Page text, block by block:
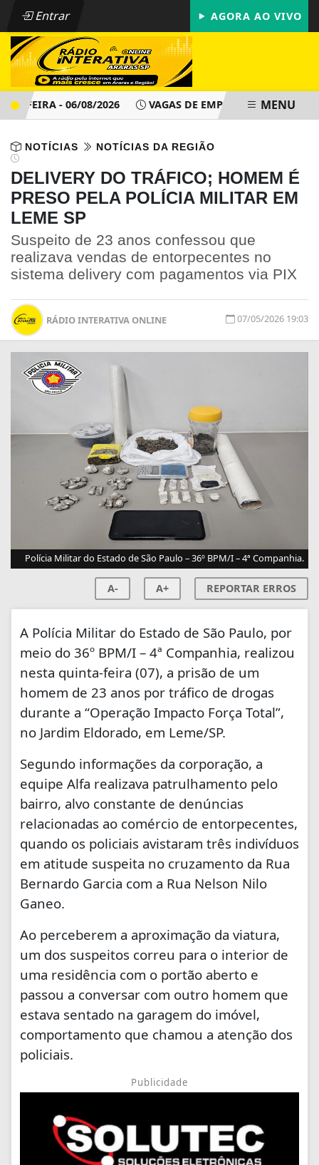
Entrar AGORA AO VIVO
FEIRA - 06/08/2026 VAGAS DE EMPREGO - PAT ARARAS
MENU
NOTÍCIAS NOTÍCIAS DA REGIÃO
DELIVERY DO TRÁFICO; HOMEM É
PRESO PELA POLÍCIA MILITAR EM
LEME SP
Suspeito de 23 anos confessou que
realizava vendas de entorpecentes no
sistema delivery com pagamentos via PIX
RÁDIO INTERATIVA ONLINE 07/05/2026 19:03
Polícia Militar do Estado de São Paulo – 36º BPM/I – 4ª Companhia.
A- A+ REPORTAR ERROS
A Polícia Militar do Estado de São Paulo, por
meio do 36º BPM/I – 4ª Companhia, realizou
nesta quinta-feira (07), a prisão de um
homem de 23 anos por tráfico de drogas
durante a “Operação Impacto Força Total”,
no Jardim Eldorado, em Leme/SP.
Segundo informações da corporação, a
equipe Alfa realizava patrulhamento pelo
bairro, alvo constante de denúncias
relacionadas ao comércio de entorpecentes,
quando os policiais avistaram três indivíduos
em atitude suspeita no cruzamento da Rua
Bernardo Garcia com a Rua Nelson Nilo
Ganeo.
Ao perceberem a aproximação da viatura,
um dos suspeitos correu para o interior de
uma residência com o portão aberto e
passou a conversar com outro homem que
estava sentado na garagem do imóvel,
comportamento que chamou a atenção dos
policiais.
Publicidade